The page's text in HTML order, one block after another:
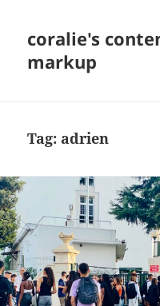
coralie's
markup
Tag: adrien